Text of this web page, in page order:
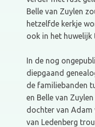
Belle van Zuylen
hetzelfde kerkje
ook in het huwelijk
In de nog
diepgaand
de familiebanden
en Belle van
dochter van Adam
van Ledenberg